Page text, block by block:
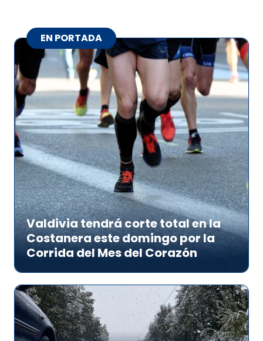
EN PORTADA
Valdivia tendrá corte total en la
Costanera este domingo por la
Corrida del Mes del Corazón